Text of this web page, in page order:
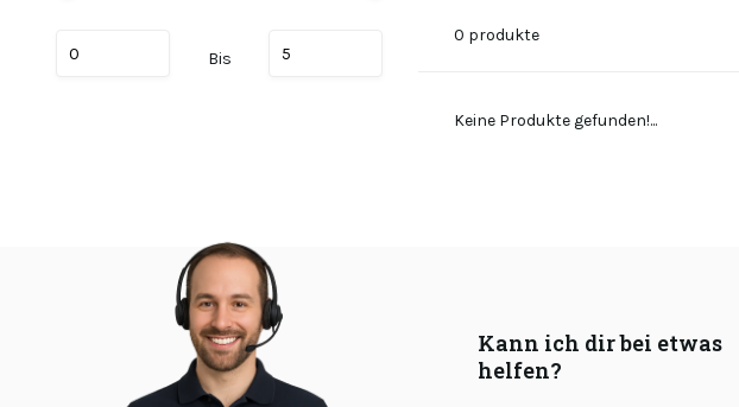
Bis
0 produkte
Keine Produkte gefunden!...
Kann ich dir bei etwas
helfen?